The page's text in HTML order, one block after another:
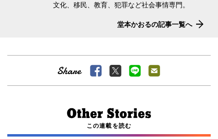
文化、移民、教育、犯罪など社会事情専門。
堂本かおるの記事一覧へ
この連載を読む